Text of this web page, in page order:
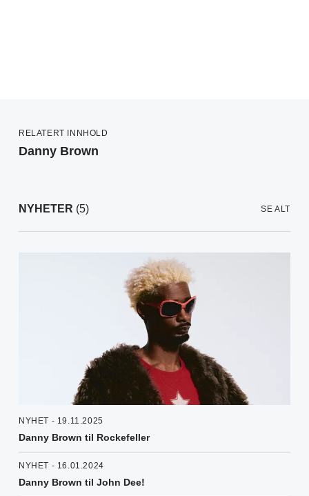
RELATERT INNHOLD
Danny Brown
NYHETER (5) SE ALT
NYHET - 19.11.2025
Danny Brown til Rockefeller
NYHET - 16.01.2024
Danny Brown til John Dee!